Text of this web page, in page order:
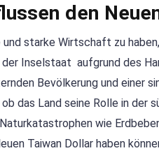
den
starke Wirtschaft zu
Inselstaat aufgrund des
Bevölkerung und einer
das Land seine Rolle in
wie
Taiwan Dollar haben